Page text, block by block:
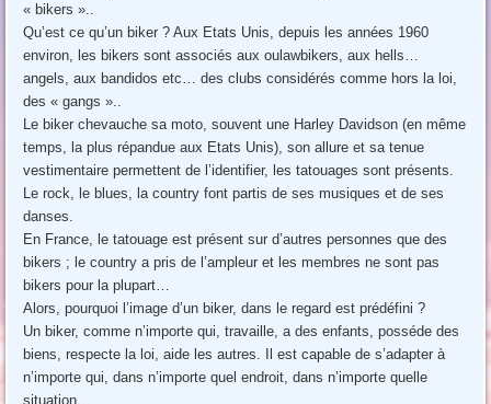
« bikers »..
Qu’est ce qu’un biker ? Aux Etats Unis, depuis les années 1960
environ, les bikers sont associés aux oulawbikers, aux hells…
angels, aux bandidos etc… des clubs considérés comme hors la loi,
des « gangs »..
Le biker chevauche sa moto, souvent une Harley Davidson (en même
temps, la plus répandue aux Etats Unis), son allure et sa tenue
vestimentaire permettent de l’identifier, les tatouages sont présents.
Le rock, le blues, la country font partis de ses musiques et de ses
danses.
En France, le tatouage est présent sur d’autres personnes que des
bikers ; le country a pris de l’ampleur et les membres ne sont pas
bikers pour la plupart…
Alors, pourquoi l’image d’un biker, dans le regard est prédéfini ?
Un biker, comme n’importe qui, travaille, a des enfants, posséde des
biens, respecte la loi, aide les autres. Il est capable de s’adapter à
n’importe qui, dans n’importe quel endroit, dans n’importe quelle
situation…